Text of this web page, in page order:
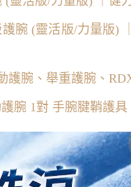
護腕 (靈活版/力量版
護腕、舉重護腕、
腕 1對 手腕腱鞘護